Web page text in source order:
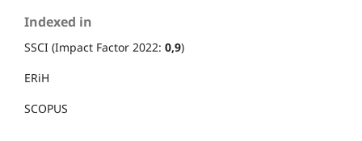
Indexed in
SSCI (Impact Factor 2022: 0,9)
ERiH
SCOPUS